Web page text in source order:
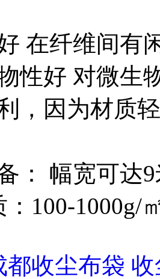
在纤维间有
性好 对微生
，因为材质
： 幅宽可达
100-1000g/
都收尘布袋